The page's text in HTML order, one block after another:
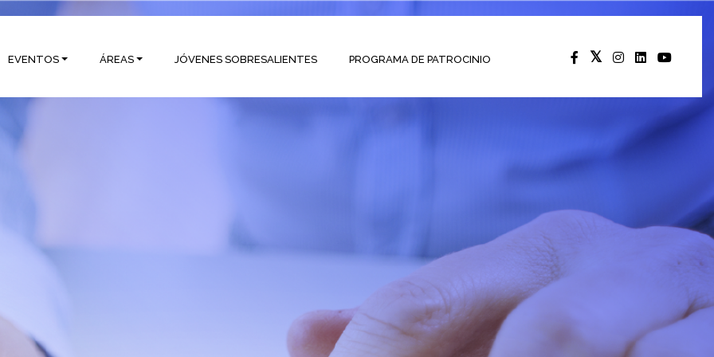
EVENTOS ÁREAS JÓVENES SOBRESALIENTES PROGRAMA DE PATROCINIO